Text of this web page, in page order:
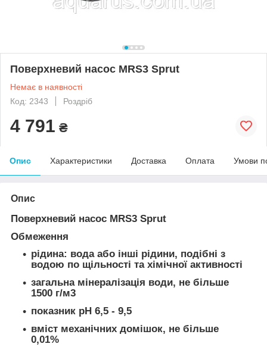
Поверхневий насос MRS3 Sprut
Немає в наявності
Код: 2343
Роздріб
4 791 ₴
Опис Характеристики Доставка Оплата Умови
Опис
Поверхневий насос MRS3 Sprut
Обмеження
рідина: вода або інші рідини, подібні з
водою по щільності та хімічної активності
загальна мінералізація води, не більше
1500 г/м3
показник pH 6,5 - 9,5
вміст механічних домішок, не більше
0,01%